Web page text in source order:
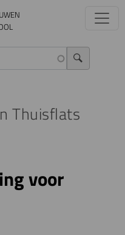
Thuisflats
voor